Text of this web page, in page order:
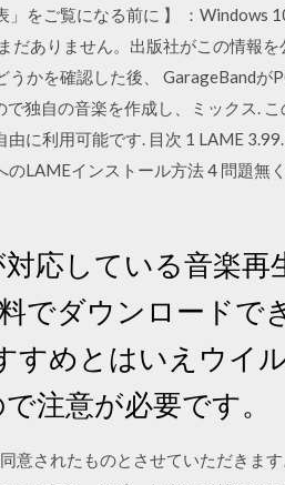
をご覧になる前に 】 ：Windows
ありません。出版社がこの情報
かを確認した後、 GarageBandが
独自の音楽を作成し、ミックス.
に利用可能です. 目次 1 LAME
LAMEインストール方法 4 問題無
応している音楽再
でダウンロードで
すめとはいえウイ
注意が必要です。
されたものとさせていただきま